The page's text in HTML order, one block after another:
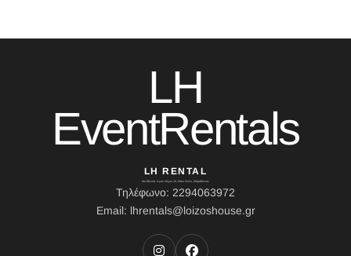
LH
EventRentals
LH RENTAL
Διεύθυνση: Ιερού Λόχου 10, Κάτω Σούλι, Μαραθώνας
Τηλέφωνο: 2294063972
Email: lhrentals@loizoshouse.gr